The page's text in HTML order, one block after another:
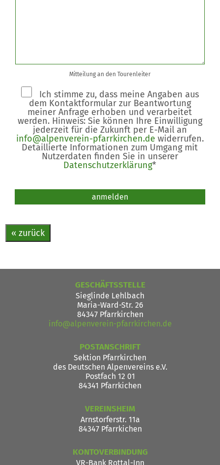
Mitteilung an den Tourenleiter
Ich stimme zu, dass meine Angaben aus
dem Kontaktformular zur Beantwortung
meiner Anfrage erhoben und verarbeitet
werden. Hinweis: Sie können Ihre Einwilligung
jederzeit für die Zukunft per E-Mail an
info@alpenverein-pfarrkirchen.de widerrufen.
Detaillierte Informationen zum Umgang mit
Nutzerdaten finden Sie in unserer
Datenschutzerklärung*
Bitte nicht ausfüllen.anmelden
« zurück
GESCHÄFTSSTELLE
Sieglinde Lehlbach
Maria-Ward-Str. 26
84347 Pfarrkirchen
info@alpenverein-pfarrkirchen.de
POSTANSCHRIFT
Sektion Pfarrkirchen
des Deutschen Alpenvereins e.V.
Postfach 12 01
84341 Pfarrkichen
VEREINSHEIM
Arnstorferstr. 11a
84347 Pfarrkichen
KONTOVERBINDUNG
VR-Bank Rottal-Inn